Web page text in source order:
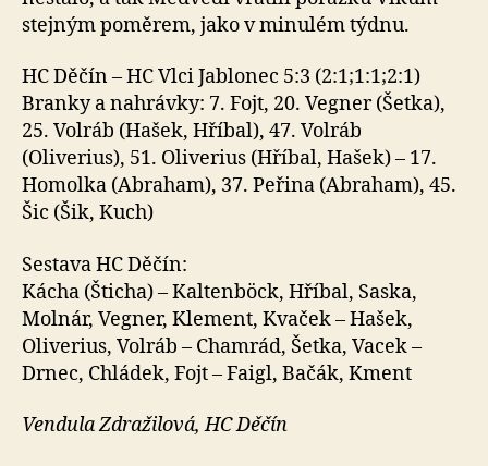
stejným poměrem, jako v minulém týdnu.
HC Děčín – HC Vlci Jablonec 5:3 (2:1;1:1;2:1)
Branky a nahrávky: 7. Fojt, 20. Vegner (Šetka),
25. Volráb (Hašek, Hříbal), 47. Volráb
(Oliverius), 51. Oliverius (Hříbal, Hašek) – 17.
Homolka (Abraham), 37. Peřina (Abraham), 45.
Šic (Šik, Kuch)
Sestava HC Děčín:
Kácha (Šticha) – Kaltenböck, Hříbal, Saska,
Molnár, Vegner, Klement, Kvaček – Hašek,
Oliverius, Volráb – Chamrád, Šetka, Vacek –
Drnec, Chládek, Fojt – Faigl, Bačák, Kment
Vendula Zdražilová, HC Děčín